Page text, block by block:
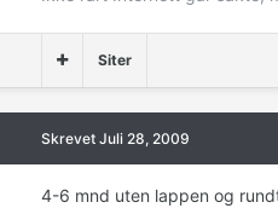
Siter
Skrevet Juli 28, 2009
4-6 mnd uten lappen og